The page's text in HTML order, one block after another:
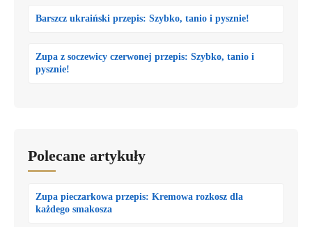
Barszcz ukraiński przepis: Szybko, tanio i pysznie!
Zupa z soczewicy czerwonej przepis: Szybko, tanio i
pysznie!
Polecane artykuły
Zupa pieczarkowa przepis: Kremowa rozkosz dla
każdego smakosza